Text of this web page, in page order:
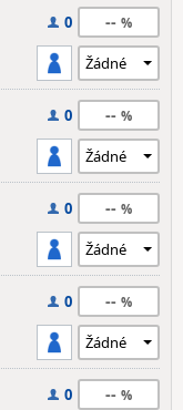
0 --
0 --
0 --
0 --
0 --